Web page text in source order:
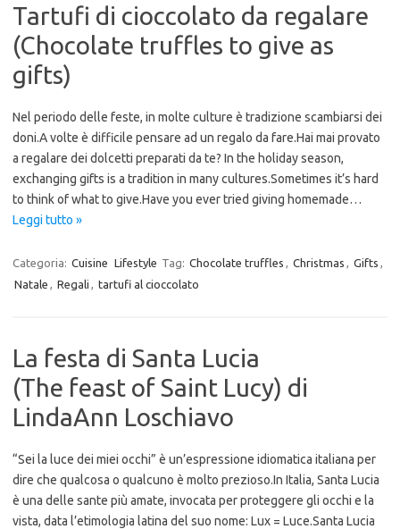
Tartufi di cioccolato da regalare
(Chocolate truffles to give as
gifts)
Nel periodo delle feste, in molte culture è tradizione scambiarsi dei
doni.A volte è difficile pensare ad un regalo da fare.Hai mai provato
a regalare dei dolcetti preparati da te? In the holiday season,
exchanging gifts is a tradition in many cultures.Sometimes it’s hard
to think of what to give.Have you ever tried giving homemade…
Leggi tutto »
Categoria: Cuisine Lifestyle Tag: Chocolate truffles Christmas Gifts
Natale
Regali tartufi al cioccolato
La festa di Santa Lucia
(The feast of Saint Lucy) di
LindaAnn Loschiavo
“Sei la luce dei miei occhi” è un’espressione idiomatica italiana per
dire che qualcosa o qualcuno è molto prezioso.In Italia, Santa Lucia
è una delle sante più amate, invocata per proteggere gli occhi e la
vista, data l’etimologia latina del suo nome: Lux = Luce.Santa Lucia